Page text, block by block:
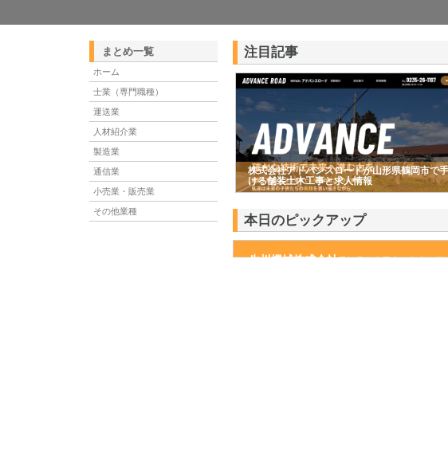
まとめ一覧
ホーム
士業（専門職種）
運送業
人材紹介業
製造業
通信業
小売業・販売業
その他業種
注目記事
株式会社アドバンスロードが山形県鶴岡市で
ける舗装土木工事と求人情報
本日のピックアップ
生川機械株式会社
生川機械株式会社は、愛知県名古屋市に拠点を